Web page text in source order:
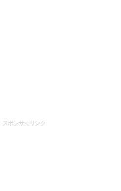
スポンサーリンク